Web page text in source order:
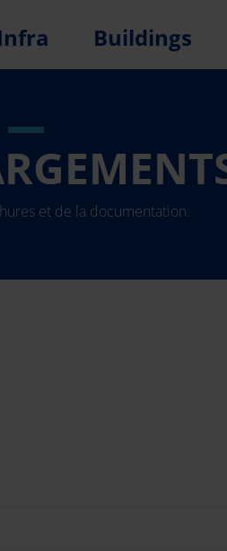
Buildings
et de la documentation.